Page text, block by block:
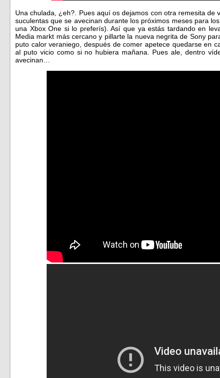
Una chulada, ¿eh?. Pues aquí os dejamos con otra remesita de
suculentas que se avecinan durante los próximos meses para
una Xbox One si lo preferís). Así que ya estás tardando en
Media markt más cercano y pillarte la nueva negrita de Sony
puto calor veraniego, después de comer apetece quedarse en
al puto vicio como si no hubiera mañana. Pues ale, dentro
avecinan…